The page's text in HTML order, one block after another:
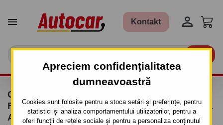
Apreciem confidențialitatea
dumneavoastră
Cookies sunt folosite pentru a stoca setări și preferințe, pentru
statistici și analiza comportamentului utilizatorilor, pentru a
oferi funcții de rețele sociale și pentru a personaliza conținutul
 Kontakt 
CÂRLIG DE REMORCARE PENTRU FORD
FOCUS - 4UŞI. (DFW) - SISTEM DEMONTABIL
AUTOMAT CU CLEMĂ - DIN 1998 PÂNĂ 2005